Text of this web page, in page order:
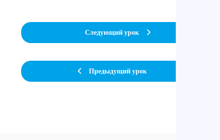
Предыдущий урок
Следующий урок